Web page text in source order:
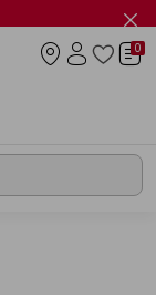
le
info
0